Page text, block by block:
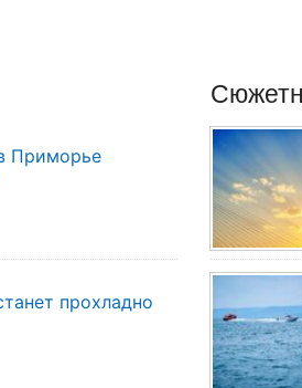
Приморье
прохладно